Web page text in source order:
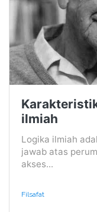
ilmiah
Logika ilmiah
jawab atas
akses...
Filsafat